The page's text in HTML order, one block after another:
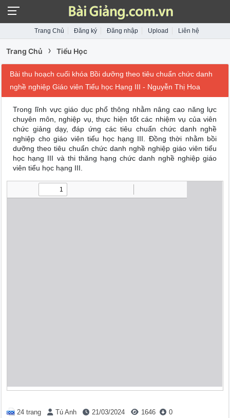
Trang Chủ Đăng ký Đăng nhập Upload Liên hệ
Trang Chủ › Tiểu Học
Bài thu hoạch cuối khóa Bồi dưỡng theo tiêu chuẩn chức danh
nghề nghiệp Giáo viên Tiểu học Hạng III - Nguyễn Thị Hoa
Trong lĩnh vực giáo dục phổ thông nhằm nâng cao năng lực
chuyên môn, nghiệp vụ, thực hiện tốt các nhiệm vụ của viên
chức giảng dạy, đáp ứng các tiêu chuẩn chức danh nghề
nghiệp cho giáo viên tiểu học hạng III. Đồng thời nhằm bồi
dưỡng theo tiêu chuẩn chức danh nghề nghiệp giáo viên tiểu
học hạng III và thi thăng hạng chức danh nghề nghiệp giáo
viên tiểu học hạng III.
24 trang Tú Anh 21/03/2024 1646 0